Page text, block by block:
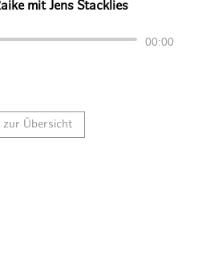
mit Jens Stacklies
Audio-
00:00
zur Übersicht